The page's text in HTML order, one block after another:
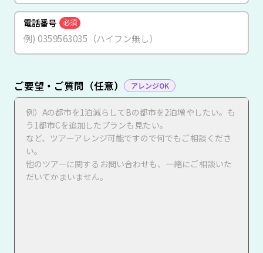
電話番号 必須
ご要望・ご質問（任意） アレンジOK